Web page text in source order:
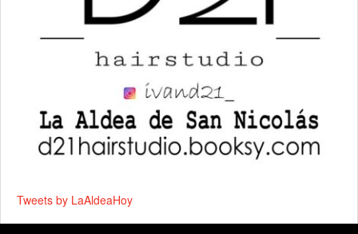
Tweets by LaAldeaHoy